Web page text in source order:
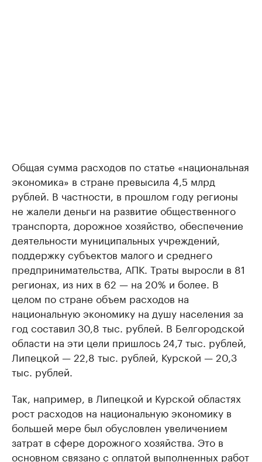
Общая сумма расходов по статье «национальная
экономика» в стране превысила 4,5 млрд
рублей. В частности, в прошлом году регионы
не жалели деньги на развитие общественного
транспорта, дорожное хозяйство, обеспечение
деятельности муниципальных учреждений,
поддержку субъектов малого и среднего
предпринимательства, АПК. Траты выросли в 81
регионах, из них в 62 — на 20% и более. В
целом по стране объем расходов на
национальную экономику на душу населения за
год составил 30,8 тыс. рублей. В Белгородской
области на эти цели пришлось 24,7 тыс. рублей,
Липецкой — 22,8 тыс. рублей, Курской — 20,3
тыс. рублей.
Так, например, в Липецкой и Курской областях
рост расходов на национальную экономику в
большей мере был обусловлен увеличением
затрат в сфере дорожного хозяйства. Это в
основном связано с оплатой выполненных работ